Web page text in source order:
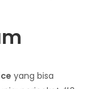
yang bisa